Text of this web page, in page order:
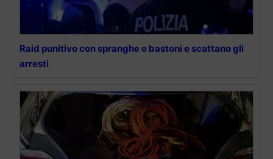
Raid punitivo con spranghe e bastoni e scattano gli
arresti